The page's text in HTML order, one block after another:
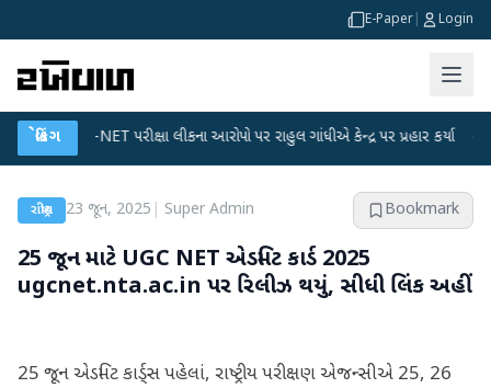
E-Paper Login
બ્રેકિંગ
UGC-NET પરીક્ષા લીકના આરોપો પર રાહુલ ગાંધીએ કેન્દ્ર પર પ્રહાર કર્યા ●
રાષ્ટ્રીય 23 જૂન, 2025 Super Admin Bookmark
25 જૂન માટે UGC NET એડમિટ કાર્ડ 2025
ugcnet.nta.ac.in પર રિલીઝ થયું, સીધી લિંક અહીં
25 જૂન એડમિટ કાર્ડ્સ પહેલાં, રાષ્ટ્રીય પરીક્ષણ એજન્સીએ 25, 26